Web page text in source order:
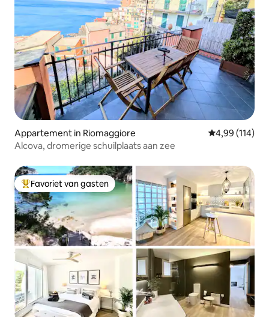
Appartement in Riomaggiore Gemiddelde
4,99 (114)
Alcova, dromerige schuilplaats aan zee
Topfavoriet van gasten
Favoriet van gasten